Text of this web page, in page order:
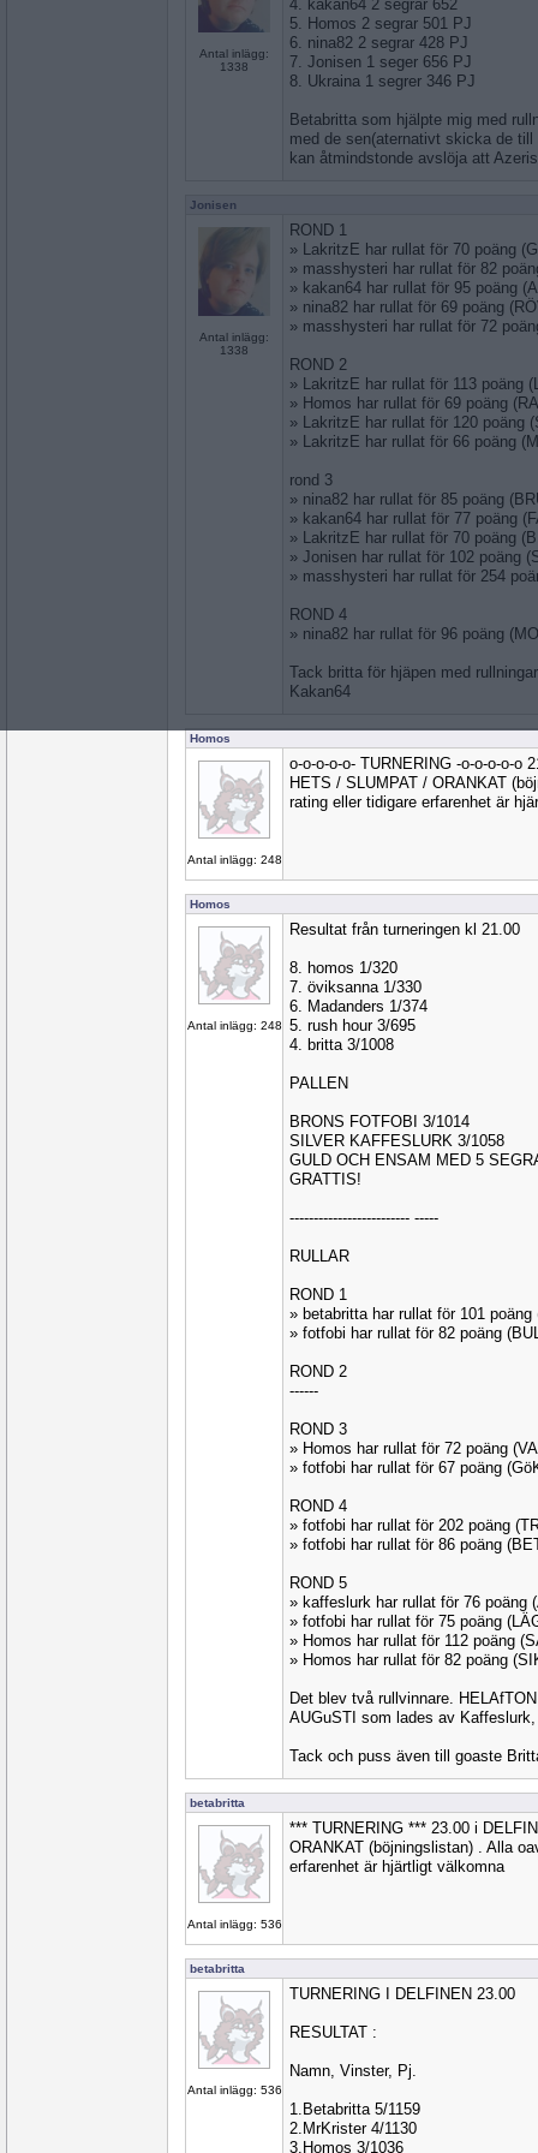
Antal inlägg:
1338
4. kakan64 2 segrar 652
5. Homos 2 segrar 501 PJ
6. nina82 2 segrar 428 PJ
7. Jonisen 1 seger 656 PJ
8. Ukraina 1 segrer 346 PJ
Betabritta som hjälpte mig med
med de sen(aternativt skicka de
kan åtmindstonde avslöja att
Jonisen
Antal inlägg:
1338
ROND 1
» LakritzE har rullat för 70 poäng
» masshysteri har rullat för 82
» kakan64 har rullat för 95 poäng
» nina82 har rullat för 69 poäng
» masshysteri har rullat för 72
ROND 2
» LakritzE har rullat för 113 poäng
» Homos har rullat för 69 poäng
» LakritzE har rullat för 120 poäng
» LakritzE har rullat för 66 poäng
rond 3
» nina82 har rullat för 85 poäng
» kakan64 har rullat för 77 poäng
» LakritzE har rullat för 70 poäng
» Jonisen har rullat för 102 poäng
» masshysteri har rullat för 254
ROND 4
» nina82 har rullat för 96 poäng
Tack britta för hjäpen med
Kakan64
Homos
Antal inlägg: 248
o-o-o-o-o- TURNERING -o-o-o-o-o
HETS / SLUMPAT / ORANKAT
rating eller tidigare erfarenhet är
Homos
Antal inlägg: 248
Resultat från turneringen kl 21.00
8. homos 1/320
7. öviksanna 1/330
6. Madanders 1/374
5. rush hour 3/695
4. britta 3/1008
PALLEN
BRONS FOTFOBI 3/1014
SILVER KAFFESLURK 3/1058
GULD OCH ENSAM MED 5
GRATTIS!
------------------------- -----
RULLAR
ROND 1
» betabritta har rullat för 101 poäng
» fotfobi har rullat för 82 poäng
ROND 2
------
ROND 3
» Homos har rullat för 72 poäng
» fotfobi har rullat för 67 poäng
ROND 4
» fotfobi har rullat för 202 poäng
» fotfobi har rullat för 86 poäng
ROND 5
» kaffeslurk har rullat för 76 poäng
» fotfobi har rullat för 75 poäng
» Homos har rullat för 112 poäng
» Homos har rullat för 82 poäng
Det blev två rullvinnare.
AUGuSTI som lades av
Tack och puss även till goaste
betabritta
Antal inlägg: 536
*** TURNERING *** 23.00 i
ORANKAT (böjningslistan) . Alla
erfarenhet är hjärtligt välkomna
betabritta
Antal inlägg: 536
TURNERING I DELFINEN 23.00
RESULTAT :
Namn, Vinster, Pj.
1.Betabritta 5/1159
2.MrKrister 4/1130
3.Homos 3/1036